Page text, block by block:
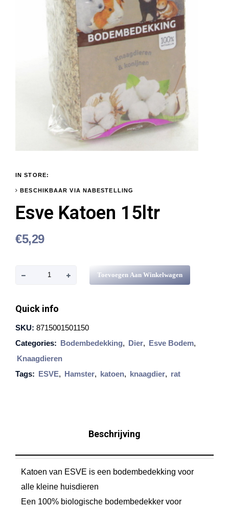
IN STORE:
BESCHIKBAAR VIA NABESTELLING
Esve Katoen 15ltr
€5,29
v
l
Toevoegen Aan Winkelwagen
Quick info
SKU: 8715001501150
Categories: Bodembedekking, Dier, Esve Bodem,
Knaagdieren
Tags: ESVE, Hamster, katoen, knaagdier, rat
Beschrijving
Katoen van ESVE is een bodembedekking voor
alle kleine huisdieren
Een 100% biologische bodembedekker voor